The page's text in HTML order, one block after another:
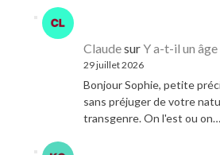
ClaudesurY a-t-il un
29 juillet 2026
Bonjour Sophie, petite
sans préjuger de votre
transgenre. On l'est ou on…